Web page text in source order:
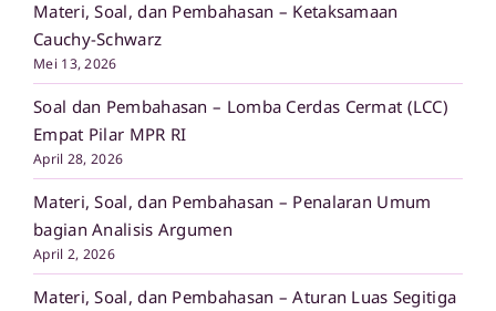
Materi, Soal, dan Pembahasan – Ketaksamaan
Cauchy-Schwarz
Mei 13, 2026
Soal dan Pembahasan – Lomba Cerdas Cermat (LCC)
Empat Pilar MPR RI
April 28, 2026
Materi, Soal, dan Pembahasan – Penalaran Umum
bagian Analisis Argumen
April 2, 2026
Materi, Soal, dan Pembahasan – Aturan Luas Segitiga